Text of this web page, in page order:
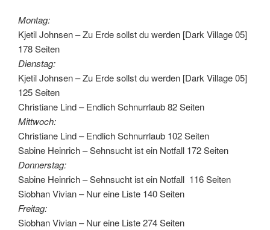
Montag:
Kjetil Johnsen – Zu Erde sollst du werden [Dark Village 05]
178 Seiten
Dienstag:
Kjetil Johnsen – Zu Erde sollst du werden [Dark Village 05]
125 Seiten
Christiane Lind – Endlich Schnurrlaub 82 Seiten
Mittwoch:
Christiane Lind – Endlich Schnurrlaub 102 Seiten
Sabine Heinrich – Sehnsucht ist ein Notfall 172 Seiten
Donnerstag:
Sabine Heinrich – Sehnsucht ist ein Notfall 116 Seiten
Siobhan Vivian – Nur eine Liste 140 Seiten
Freitag:
Siobhan Vivian – Nur eine Liste 274 Seiten